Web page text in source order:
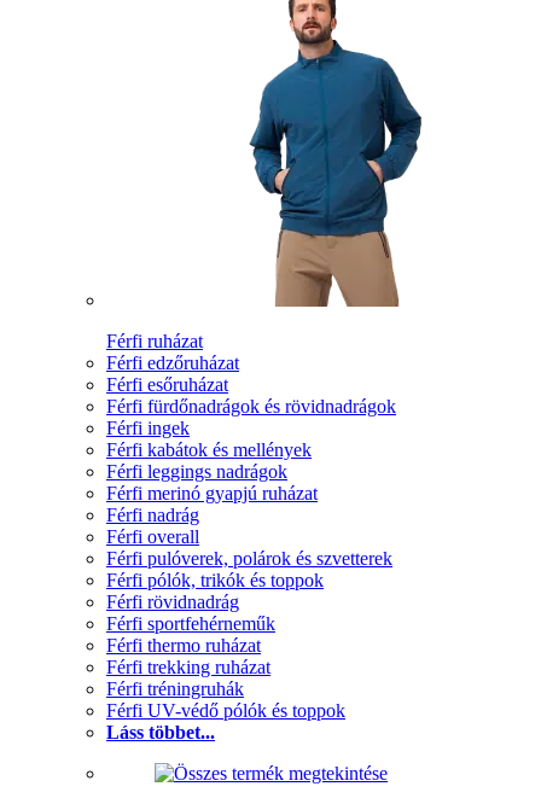
Férfi ruházat
Férfi edzőruházat
Férfi esőruházat
Férfi fürdőnadrágok és rövidnadrágok
Férfi ingek
Férfi kabátok és mellények
Férfi leggings nadrágok
Férfi merinó gyapjú ruházat
Férfi nadrág
Férfi overall
Férfi pulóverek, polárok és szvetterek
Férfi pólók, trikók és toppok
Férfi rövidnadrág
Férfi sportfehérneműk
Férfi thermo ruházat
Férfi trekking ruházat
Férfi tréningruhák
Férfi UV-védő pólók és toppok
Láss többet...